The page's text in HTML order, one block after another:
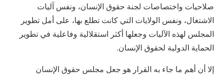
صلاحيات واختصاصات لجنة حقوق الإنسان، ونفس آليات
الاشتغال، ونفس الولايات التي كانت تطلع بها، على أمل تطوير
المجلس لهذه الآليات وجعلها أكثر استقلالية وفاعلية في تطوير
الحماية الدولية لحقوق الإنسان.
إلا أن أهم ما جاء به القرار هو جعل مجلس حقوق الإنسان